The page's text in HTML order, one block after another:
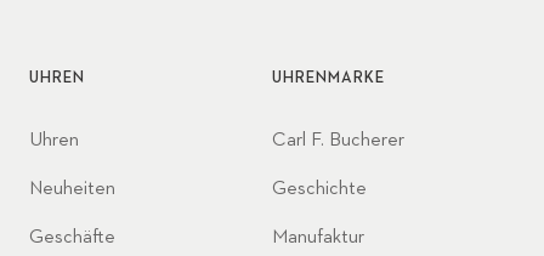
UHREN
Uhren
Neuheiten
Geschäfte
UHRENMARKE
Carl F. Bucherer
Geschichte
Manufaktur